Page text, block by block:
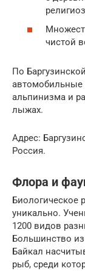
чистой
По
автомобильные
альпинизма и
лыжах.
Адрес:
Россия.
Флора и
Биологическое
уникально.
1200 видов
Большинство из
Байкал
рыб, среди